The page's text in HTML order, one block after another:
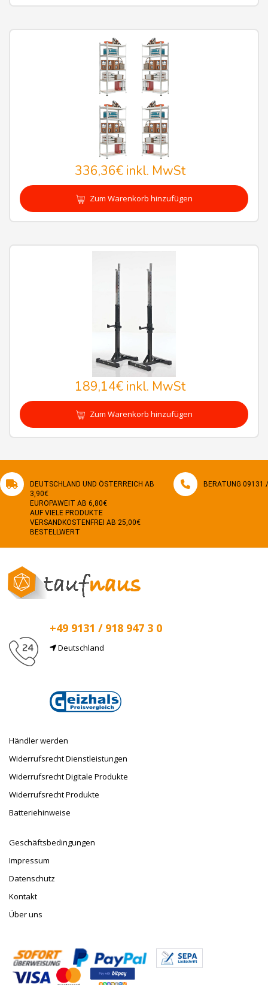
336,36€inkl. MwSt
Zum Warenkorb hinzufügen
189,14€inkl. MwSt
Zum Warenkorb hinzufügen
DEUTSCHLAND UND ÖSTERREICH AB
3,90€
EUROPAWEIT AB 6,80€
AUF VIELE PRODUKTE
VERSANDKOSTENFREI AB 25,00€
BESTELLWERT
BERATUNG 09131
+49 9131 / 918 947 3 0
Deutschland
Händler werden
Widerrufsrecht Dienstleistungen
Widerrufsrecht Digitale Produkte
Widerrufsrecht Produkte
Batteriehinweise
Geschäftsbedingungen
Impressum
Datenschutz
Kontakt
Über uns